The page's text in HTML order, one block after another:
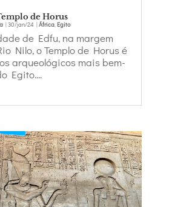
de Horus
| 30/jan/24| África, Egito
de Edfu, na margem
Nilo, o Templo de Horus é
arqueológicos mais bem-
Egito....